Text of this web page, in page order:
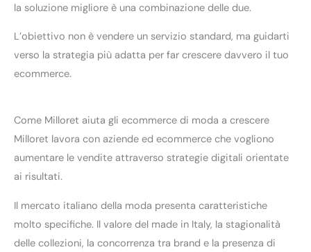
la soluzione migliore è una combinazione delle due.
L’obiettivo non è vendere un servizio standard, ma guidarti
verso la strategia più adatta per far crescere davvero il tuo
ecommerce.
Come Milloret aiuta gli ecommerce di moda a crescere
Milloret lavora con aziende ed ecommerce che vogliono
aumentare le vendite attraverso strategie digitali orientate
ai risultati.
Il mercato italiano della moda presenta caratteristiche
molto specifiche. Il valore del made in Italy, la stagionalità
delle collezioni, la concorrenza tra brand e la presenza di